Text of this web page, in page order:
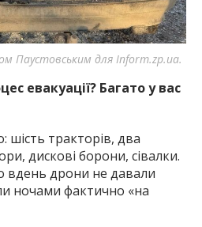
Паустовським для Inform.zp.ua.
евакуації? Багато у вас
шість тракторів, два
дискові борони, сівалки.
вдень дрони не давали
ночами фактично «на